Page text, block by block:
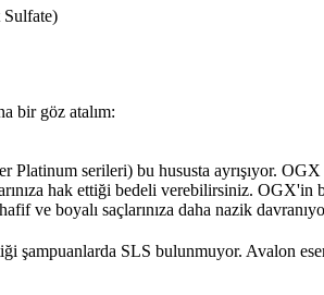
bir göz atalım:
serileri) bu hususta ayrışıyor.
hak ettiği bedeli verebilirsiniz.
ve boyalı saçlarınıza daha nazik
şampuanlarda SLS bulunmuyor. Avalon